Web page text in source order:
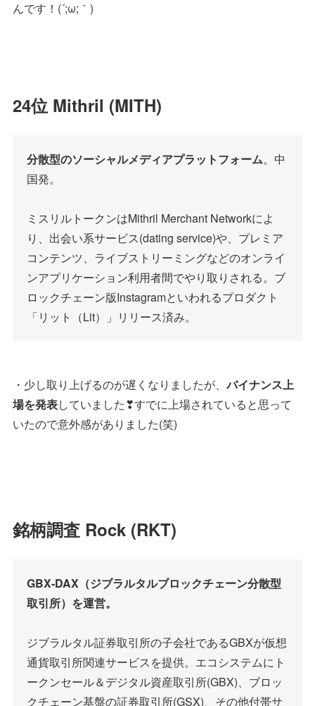
んです！(´;ω;｀)
24位 Mithril (MITH)
分散型のソーシャルメディアプラットフォーム。中
国発。
ミスリルトークンはMithril Merchant Networkによ
り、出会い系サービス(dating service)や、プレミア
コンテンツ、ライブストリーミングなどのオンライ
ンアプリケーション利用者間でやり取りされる。ブ
ロックチェーン版Instagramといわれるプロダクト
「リット（Lit）」リリース済み。
・少し取り上げるのが遅くなりましたが、バイナンス上
場を発表していました❣すでに上場されていると思って
いたので意外感がありました(笑)
銘柄調査 Rock (RKT)
GBX-DAX（ジブラルタルブロックチェーン分散型
取引所）を運営。
ジブラルタル証券取引所の子会社であるGBXが仮想
通貨取引所関連サービスを提供。エコシステムにト
ークンセール＆デジタル資産取引所(GBX)、ブロッ
クチェーン基盤の証券取引所(GSX)、その他付帯サ